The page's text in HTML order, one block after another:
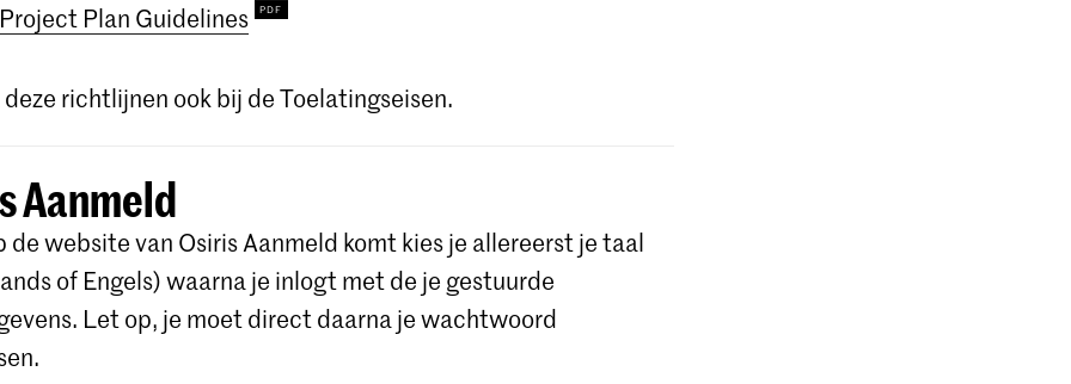
Plan Guidelines
richtlijnen ook bij de Toelatingseisen.
Aanmeld
de website van Osiris Aanmeld komt kies je allereerst je taal
of Engels) waarna je inlogt met de je gestuurde
Let op, je moet direct daarna je wachtwoord